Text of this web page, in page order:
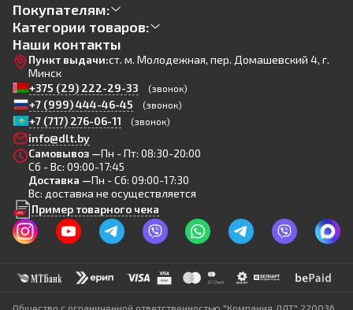
Покупателям:
Категории товаров:
Наши контакты
Пункт выдачи:ст. м. Молодежная, пер. Домашевский 4, г.
Минск
+375 (29) 222-29-33
(звонок)
+7 (999) 444-46-45 (звонок)
+7 (717) 276-06-11 (звонок)
info@dlt.by
Самовывоз —Пн - Пт: 08:30-20:00
Сб - Вс: 09:00-17:45
Доставка —Пн - Сб: 09:00-17:30
Вс: доставка не осуществляется
Пример товарного чека
Общество с ограниченной ответственностью "Компания ДЛТ" 220036,